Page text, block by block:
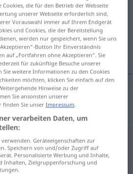
anklicken/antippen)
die für den Betrieb der Webseite
unserer Webseite erforderlich sind,
Vorauswahl immer auf Ihrem Endgerät
und Cookies, die der Bereitstellung
werden nur gespeichert, wenn Sie uns
Button Ihr Einverständnis
auf „Fortfahren ohne Akzeptieren“. Sie
für zukünftige Besuche unserer
Sie weitere Informationen zu den Cookies
möchten, klicken Sie einfach auf den
Hinweise zu der
Sie ansonsten unserer
finden Sie unserImpressum.
verarbeiten Daten, um
Geräteeigenschaften zur
Speichern von und/oder Zugriff auf
Personalisierte Werbung und Inhalte,
Inhalten, Zielgruppenforschung und